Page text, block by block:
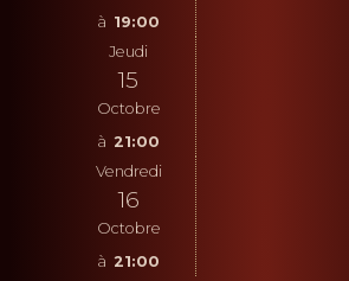
19:00
Jeudi
15
Octobre
21:00
Vendredi
16
Octobre
21:00